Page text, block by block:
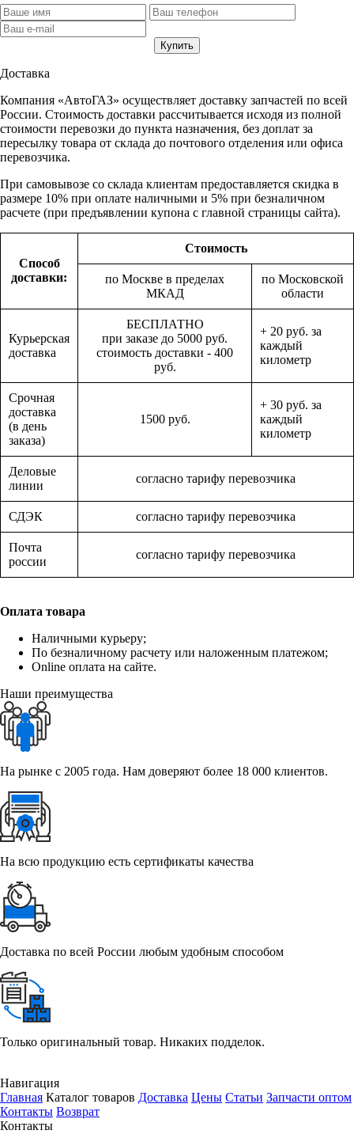
Доставка
Компания «АвтоГАЗ» осуществляет доставку запчастей по всей
России. Стоимость доставки рассчитывается исходя из полной
стоимости перевозки до пункта назначения, без доплат за
пересылку товара от склада до почтового отделения или офиса
перевозчика.
При самовывозе со склада клиентам предоставляется скидка в
размере 10% при оплате наличными и 5% при безналичном
расчете (при предъявлении купона с главной страницы сайта).
Способ
доставки:
Стоимость
по Москве в пределах
МКАД
по Московской
области
Курьерская
доставка
БЕСПЛАТНО
при заказе до 5000 руб.
стоимость доставки - 400
руб.
+ 20 руб. за
каждый
километр
Срочная
доставка
(в день
заказа)
1500 руб.
+ 30 руб. за
каждый
километр
Деловые
линии
согласно тарифу перевозчика
СДЭК согласно тарифу перевозчика
Почта
россии
согласно тарифу перевозчика
Оплата товара
Наличными курьеру;
По безналичному расчету или наложенным платежом;
Online оплата на сайте.
Наши преимущества
На рынке с 2005 года. Нам доверяют более 18 000 клиентов.
На всю продукцию есть сертификаты качества
Доставка по всей России любым удобным способом
Только оригинальный товар. Никаких подделок.
Навигация
Главная Каталог товаров Доставка Цены Статьи Запчасти оптом
Контакты Возврат
Контакты